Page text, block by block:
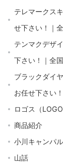
テレマークス
せ下さい！｜
テンマクデザ
下さい！｜全
ブラックダイ
お任せ下さい
ロゴス（
商品紹介
小川キャンパ
山話